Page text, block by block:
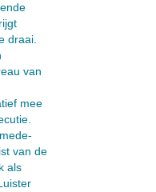
draai.
van
mee
van de
als